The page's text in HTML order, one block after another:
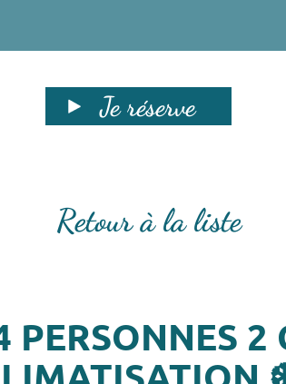
Je réserve
Retour à la liste